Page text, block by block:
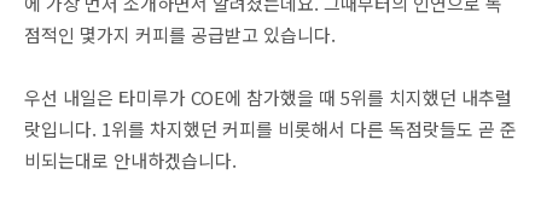
점적인 몇가지 커피를 공급받고 있습니다.
우선 내일은 타미루가 COE에 참가했을 때 5위를 치지했던 내추럴
랏입니다. 1위를 차지했던 커피를 비롯해서 다른 독점랏들도 곧 준
비되는대로 안내하겠습니다.